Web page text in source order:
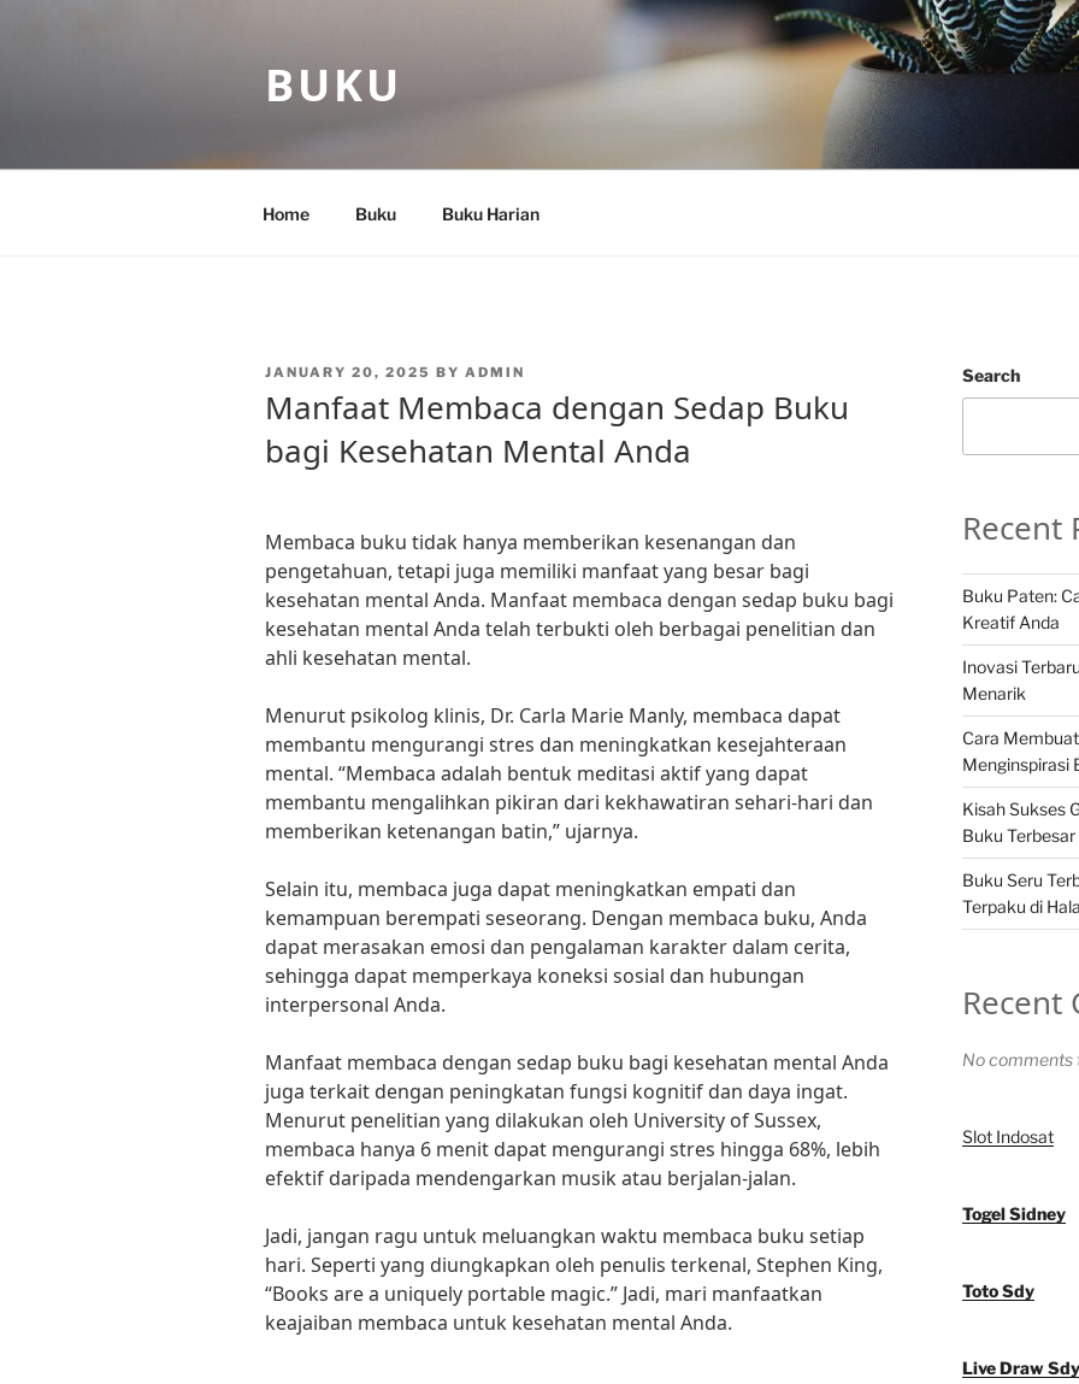
BUKU
Home Buku Buku Harian
POSTED
JANUARY 20, 2025 BY ADMIN
Manfaat Membaca dengan Sedap Buku
bagi Kesehatan Mental Anda
Membaca buku tidak hanya memberikan kesenangan dan
pengetahuan, tetapi juga memiliki manfaat yang besar bagi
kesehatan mental Anda. Manfaat membaca dengan sedap buku bagi
kesehatan mental Anda telah terbukti oleh berbagai penelitian dan
ahli kesehatan mental.
Menurut psikolog klinis, Dr. Carla Marie Manly, membaca dapat
membantu mengurangi stres dan meningkatkan kesejahteraan
mental. “Membaca adalah bentuk meditasi aktif yang dapat
membantu mengalihkan pikiran dari kekhawatiran sehari-hari dan
memberikan ketenangan batin,” ujarnya.
Selain itu, membaca juga dapat meningkatkan empati dan
kemampuan berempati seseorang. Dengan membaca buku, Anda
dapat merasakan emosi dan pengalaman karakter dalam cerita,
sehingga dapat memperkaya koneksi sosial dan hubungan
interpersonal Anda.
Manfaat membaca dengan sedap buku bagi kesehatan mental Anda
juga terkait dengan peningkatan fungsi kognitif dan daya ingat.
Menurut penelitian yang dilakukan oleh University of Sussex,
membaca hanya 6 menit dapat mengurangi stres hingga 68%, lebih
efektif daripada mendengarkan musik atau berjalan-jalan.
Jadi, jangan ragu untuk meluangkan waktu membaca buku setiap
hari. Seperti yang diungkapkan oleh penulis terkenal, Stephen King,
“Books are a uniquely portable magic.” Jadi, mari manfaatkan
keajaiban membaca untuk kesehatan mental Anda.
Search
Recent
Buku Paten:
Kreatif Anda
Inovasi
Menarik
Cara
Menginspirasi
Kisah Sukses
Buku
Buku Seru
Terpaku di
Recent
No comments
Slot Indosat
Togel Sidney
Toto Sdy
Live Draw Sdy